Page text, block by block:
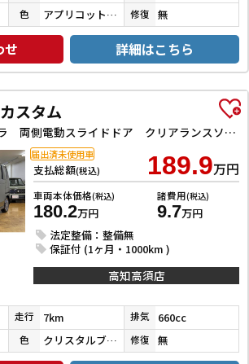
色 アプリコットピンクメタリック／シャイニングホワイトパール 修復 無
せ 詳細はこちら
スタム
ターボ バックカメラ 両側電動スライドドア クリアランスソナー オートクルーズコントロール レーンアシスト 衝突被害軽減システム オートライト LEDヘッドランプ スマートキー アイドリングストップ
支払総額(税込) 189.9万円
車両本体価格(税込)
180.2万円
諸費用(税込)
9.7万円
法定整備：整備無
保証付 (1ヶ月・1000km )
届出済未使用車
高知高須店
走行 7km 排気 660cc
色 クリスタルブラックパール 修復 無